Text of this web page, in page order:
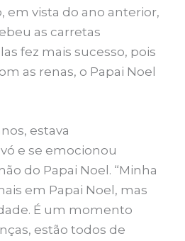
em vista do ano anterior,
as carretas
fez mais sucesso, pois
as renas, o Papai Noel
estava
e se emocionou
do Papai Noel. “Minha
em Papai Noel, mas
É um momento
estão todos de